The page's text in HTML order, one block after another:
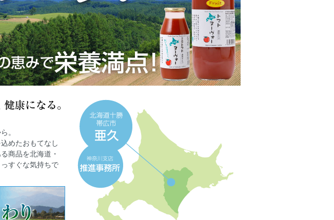
。
めたおもてなし
商品を北海道・
すぐな気持ちで